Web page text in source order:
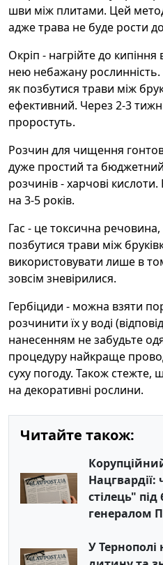
шви між плитами. Цей
адже трава не буде рости
Окріп - нагрійте до
нею небажану
як позбутися трави між
ефективний. Через 2-3
проростуть.
Розчин для чищення
дуже простий та бюджетний
розчинів - харчові
на 3-5 років.
Гас - це токсична
позбутися трави між
використовувати лише в
зовсім зневірилися.
Гербіциди - можна взяти
розчинити їх у воді
нанесенням не забудьте
процедуру найкраще
суху погоду. Також
на декоративні рослини.
Читайте також:
Нацгвардії:
стілець"
генералом
У